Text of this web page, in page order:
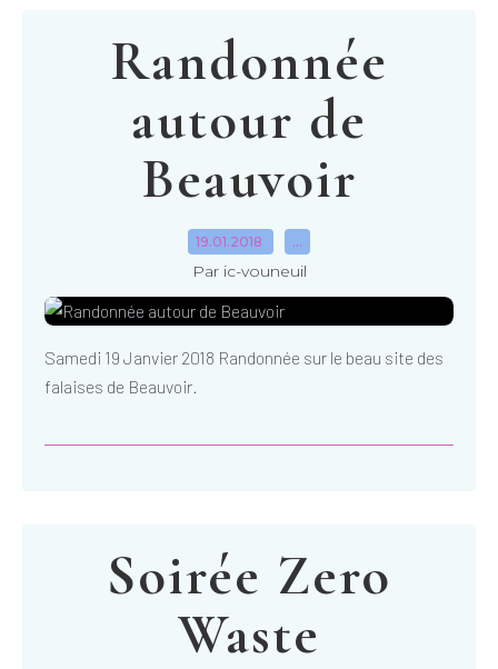
Randonnée
autour de
Beauvoir
19.01.2018 …
Par ic-vouneuil
Samedi 19 Janvier 2018 Randonnée sur le beau site des
falaises de Beauvoir.
Soirée Zero
Waste